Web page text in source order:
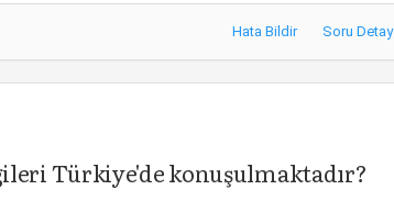
Hata Bildir Soru Detay
Türkiye'de konuşulmaktadır?